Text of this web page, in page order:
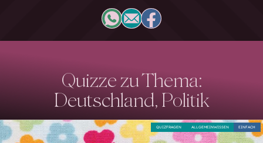
Quizze zu Thema:
Deutschland, Politik
EINFACH
ALLGEMEINWISSEN
QUIZFRAGEN